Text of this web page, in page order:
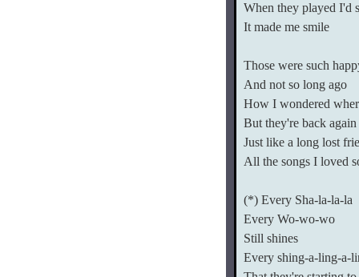
When they played I'd
It made me smile
Those were such
And not so long ago
How I wondered
But they're back again
Just like a long lost
All the songs I loved
(*) Every Sha-la-la-la
Every Wo-wo-wo
Still shines
Every shing-a-ling-a-